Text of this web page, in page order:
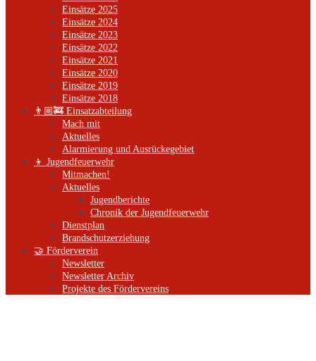
Einsätze 2025
Einsätze 2024
Einsätze 2023
Einsätze 2022
Einsätze 2021
Einsätze 2020
Einsätze 2019
Einsätze 2018
👨🏼‍🚒 Einsatzabteilung
Mach mit
Aktuelles
Alarmierung und Ausrückegebiet
👦 Jugendfeuerwehr
Mitmachen!
Aktuelles
Jugendberichte
Chronik der Jugendfeuerwehr
Dienstplan
Brandschutzerziehung
🤝 Förderverein
Newsletter
Newsletter Archiv
Projekte des Fördervereins